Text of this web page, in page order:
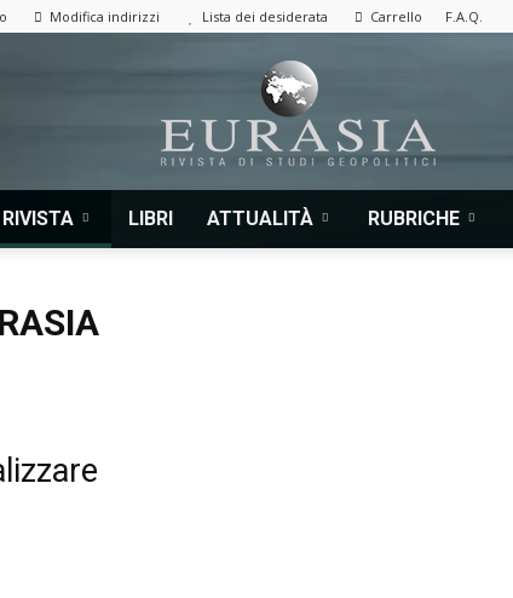
Modifica indirizzi Lista dei desiderata Carrello F.A.Q.
LIBRI ATTUALITÀ RUBRICHE